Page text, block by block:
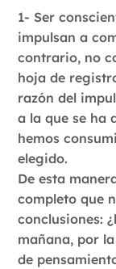
1- Ser
impulsan a
contrario, no
hoja de
razón del
a la que se ha
hemos
elegido.
De esta
completo que
conclusiones:
mañana, por
de